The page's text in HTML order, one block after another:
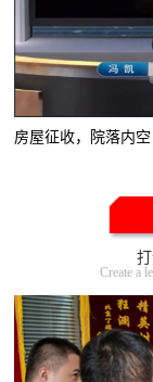
房屋征收，院落内
Create a